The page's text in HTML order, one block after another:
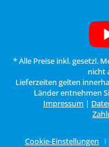
* Alle Preise inkl. gesetzl.
nicht
Lieferzeiten gelten
Länder entnehmen
Impressum |
Cookie-Einstellungen